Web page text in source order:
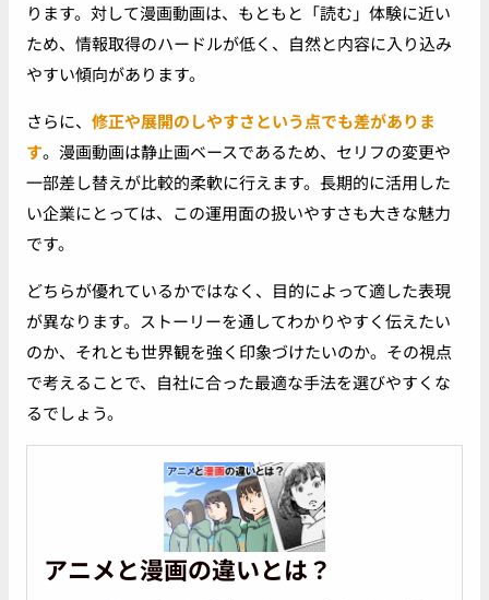
ります。対して漫画動画は、もともと「読む」体験に近い
ため、情報取得のハードルが低く、自然と内容に入り込み
やすい傾向があります。
さらに、 修正や展開のしやすさという点でも差がありま
す。漫画動画は静止画ベースであるため、セリフの変更や
一部差し替えが比較的柔軟に行えます。長期的に活用した
い企業にとっては、この運用面の扱いやすさも大きな魅力
です。
どちらが優れているかではなく、目的によって適した表現
が異なります。ストーリーを通してわかりやすく伝えたい
のか、それとも世界観を強く印象づけたいのか。その視点
で考えることで、自社に合った最適な手法を選びやすくな
るでしょう。
アニメと漫画の違いとは？